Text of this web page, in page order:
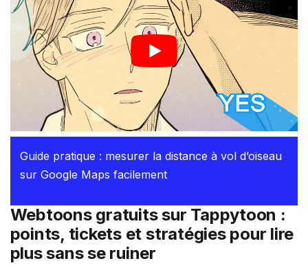
Guide pratique : mesurer la distance à vol d’oiseau
sur Google Maps facilement
Webtoons gratuits sur Tappytoon :
points, tickets et stratégies pour lire
plus sans se ruiner